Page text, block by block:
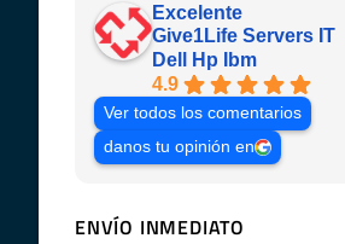
Excelente
Give1Life Servers IT
Dell Hp Ibm
4.9
Ver todos los comentarios
danos tu opinión en
ENVÍO INMEDIATO